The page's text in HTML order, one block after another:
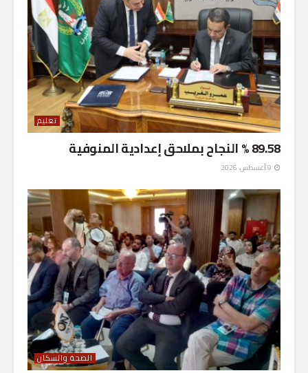
تعليم
89.58 % النجاح بملاحق إعدادية المنوفية
الصحة والسكان